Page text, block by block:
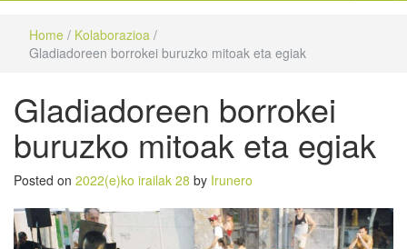
Home / Kolaborazioa /
Gladiadoreen borrokei buruzko mitoak eta egiak
Gladiadoreen borrokei
buruzko mitoak eta egiak
Posted on 2022(e)ko irailak 28 by Irunero